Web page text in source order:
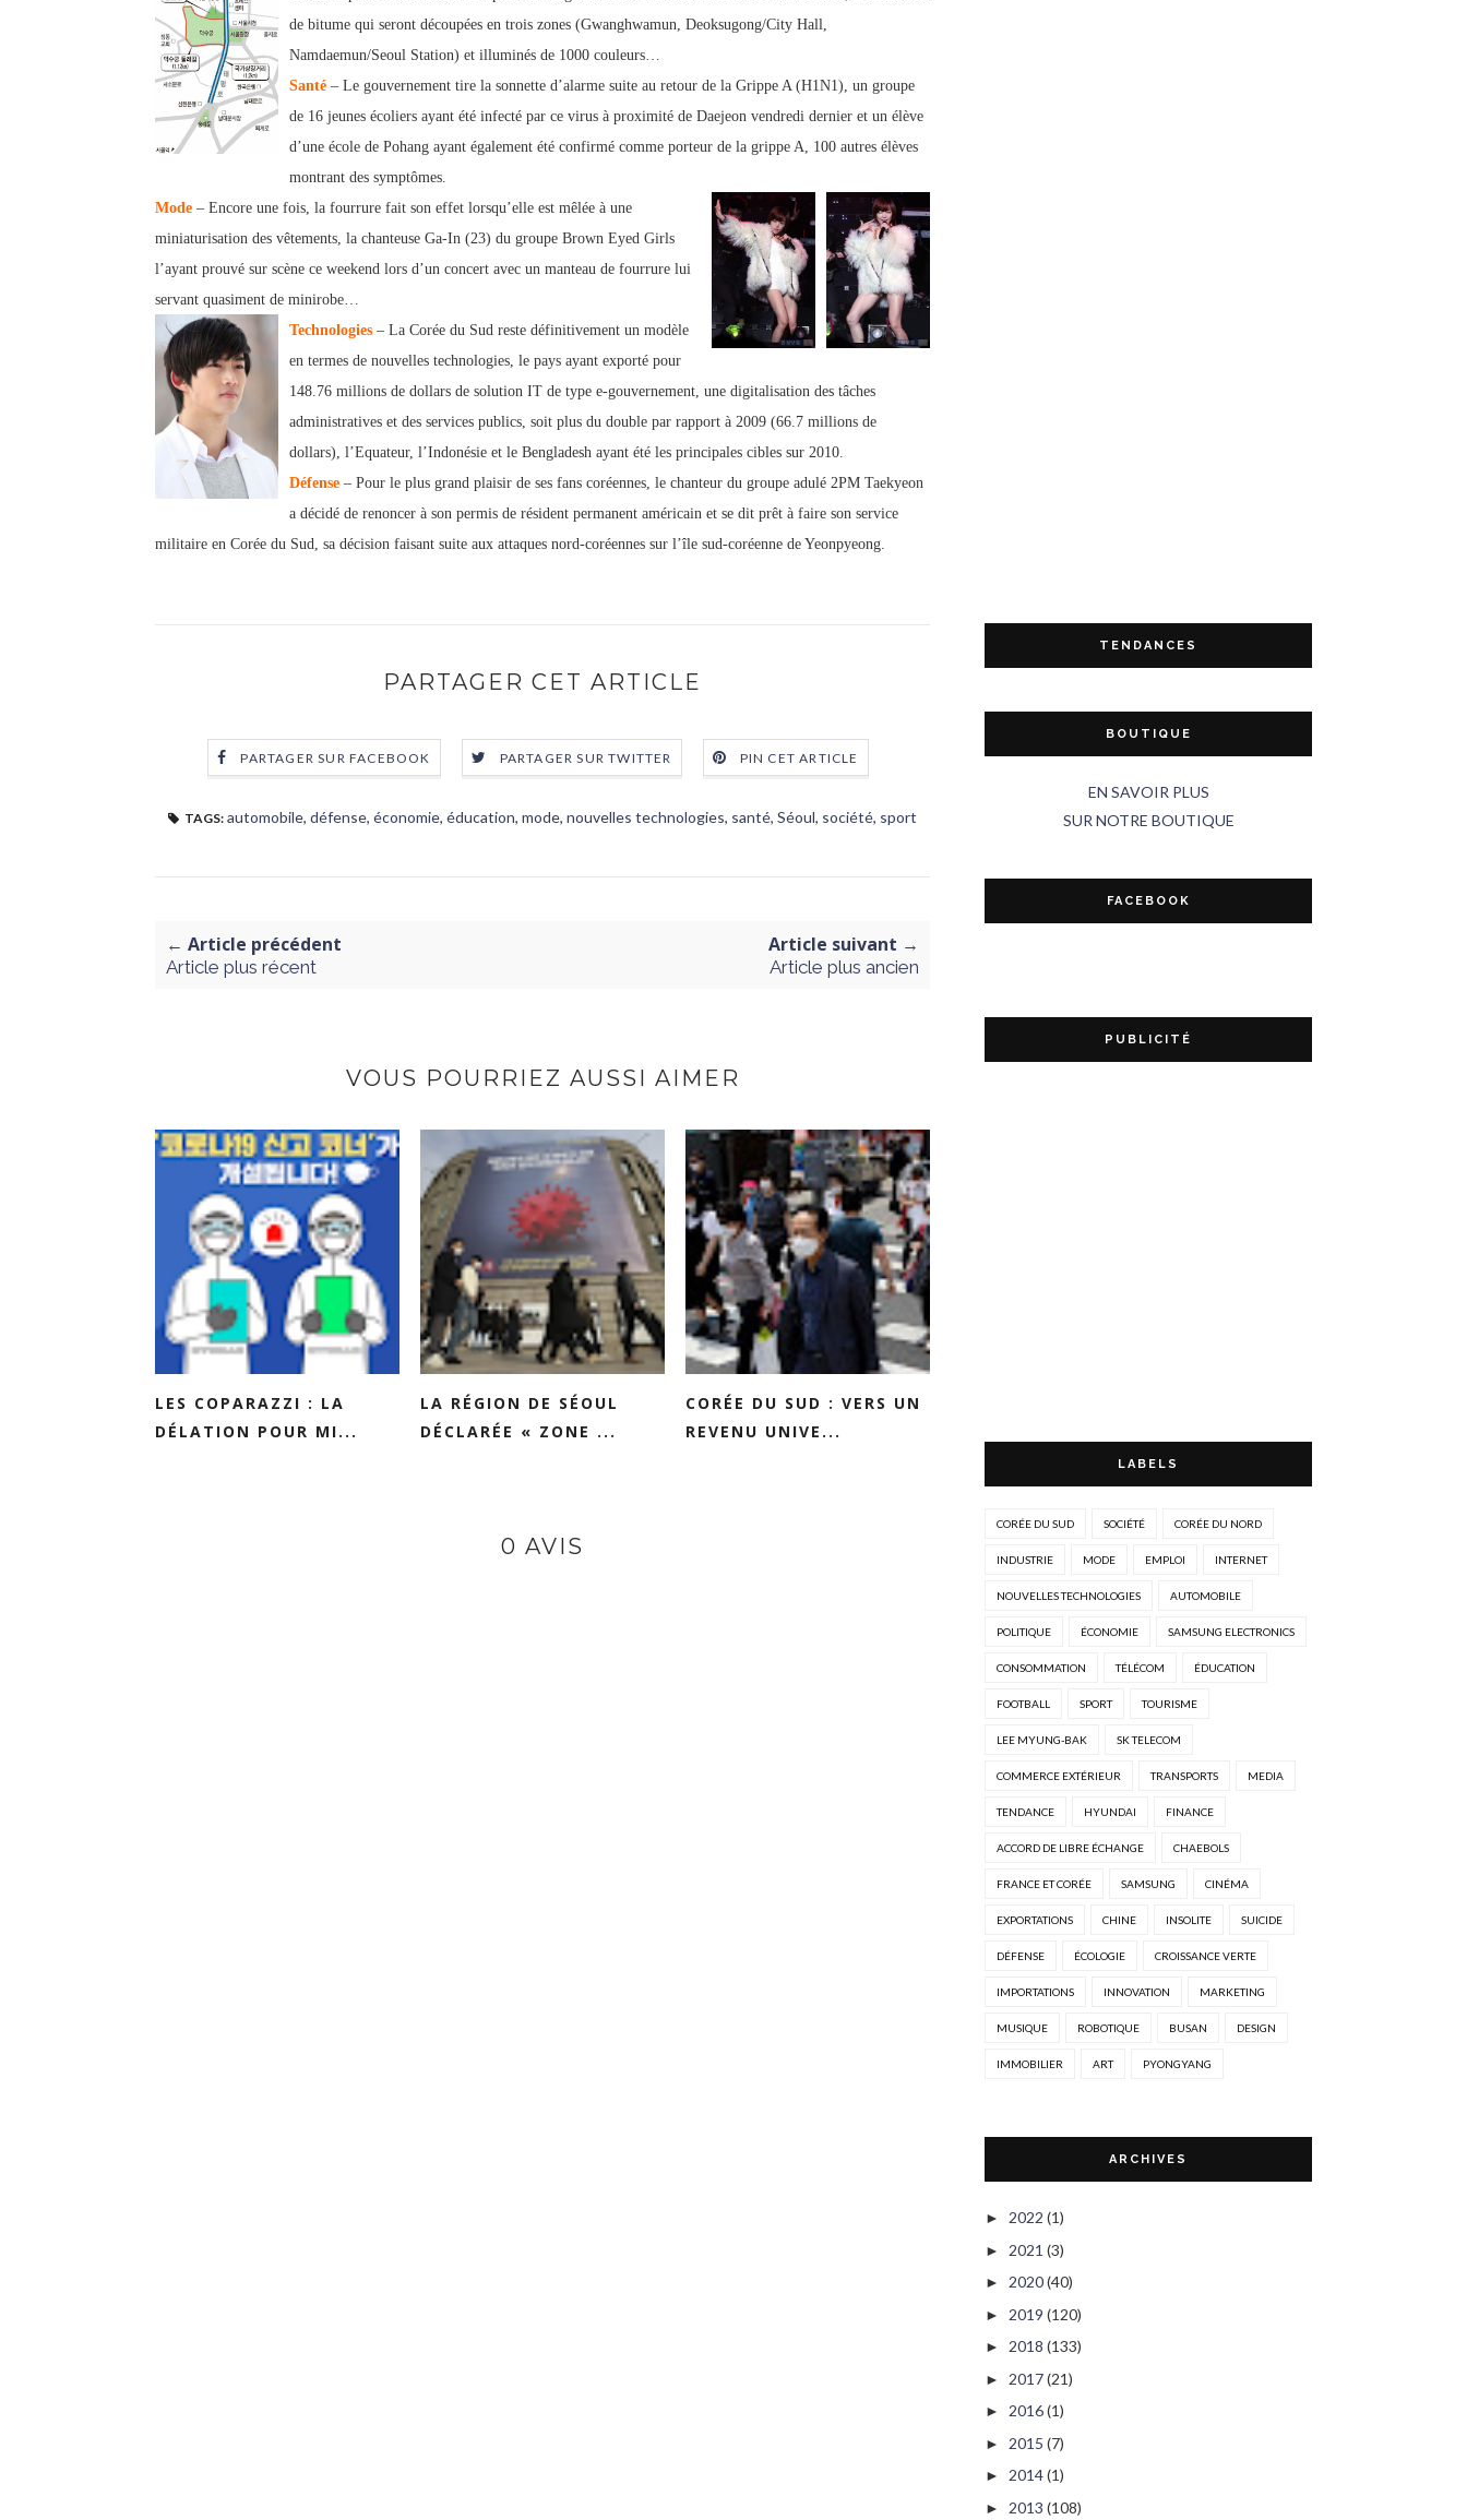
de bitume qui seront découpées en trois zones (Gwanghwamun, Deoksugong/City Hall,
Namdaemun/Seoul Station) et illuminés de 1000 couleurs…
Santé – Le gouvernement tire la sonnette d’alarme suite au retour de la Grippe A (H1N1), un groupe
de 16 jeunes écoliers ayant été infecté par ce virus à proximité de Daejeon vendredi dernier et un élève
d’une école de Pohang ayant également été confirmé comme porteur de la grippe A, 100 autres élèves
montrant des symptômes.
Mode – Encore une fois, la fourrure fait son effet lorsqu’elle est mêlée à une
miniaturisation des vêtements, la chanteuse Ga-In (23) du groupe Brown Eyed Girls
l’ayant prouvé sur scène ce weekend lors d’un concert avec un manteau de fourrure lui
servant quasiment de minirobe…
Technologies – La Corée du Sud reste définitivement un modèle
en termes de nouvelles technologies, le pays ayant exporté pour
148.76 millions de dollars de solution IT de type e-gouvernement, une digitalisation des tâches
administratives et des services publics, soit plus du double par rapport à 2009 (66.7 millions de
dollars), l’Equateur, l’Indonésie et le Bengladesh ayant été les principales cibles sur 2010.
Défense – Pour le plus grand plaisir de ses fans coréennes, le chanteur du groupe adulé 2PM Taekyeon
a décidé de renoncer à son permis de résident permanent américain et se dit prêt à faire son service
militaire en Corée du Sud, sa décision faisant suite aux attaques nord-coréennes sur l’île sud-coréenne de Yeonpyeong.
PARTAGER CET ARTICLE
PARTAGER SUR FACEBOOK PARTAGER SUR TWITTER PIN CET ARTICLE
TAGS: automobile, défense, économie, éducation, mode, nouvelles technologies, santé, Séoul, société, sport
← Article précédent
Article plus récent
Article suivant →
Article plus ancien
VOUS POURRIEZ AUSSI AIMER
LES COPARAZZI : LA
DÉLATION POUR MI...
LA RÉGION DE SÉOUL
DÉCLARÉE « ZONE ...
CORÉE DU SUD : VERS UN
REVENU UNIVE...
0 AVIS
TENDANCES
BOUTIQUE
EN SAVOIR PLUS
SUR NOTRE BOUTIQUE
FACEBOOK
PUBLICITÉ
LABELS
CORÉE DU SUD SOCIÉTÉ CORÉE DU NORD
INDUSTRIE MODE EMPLOI INTERNET
NOUVELLES TECHNOLOGIES AUTOMOBILE
POLITIQUE ÉCONOMIE SAMSUNG ELECTRONICS
CONSOMMATION TÉLÉCOM ÉDUCATION
FOOTBALL SPORT TOURISME
LEE MYUNG-BAK SK TELECOM
COMMERCE EXTÉRIEUR TRANSPORTS MEDIA
TENDANCE HYUNDAI FINANCE
ACCORD DE LIBRE ÉCHANGE CHAEBOLS
FRANCE ET CORÉE SAMSUNG CINÉMA
EXPORTATIONS CHINE INSOLITE SUICIDE
DÉFENSE ÉCOLOGIE CROISSANCE VERTE
IMPORTATIONS INNOVATION MARKETING
MUSIQUE ROBOTIQUE BUSAN DESIGN
IMMOBILIER ART PYONGYANG
ARCHIVES
► 2022 (1)
► 2021 (3)
► 2020(40)
► 2019 (120)
► 2018 (133)
► 2017(21)
► 2016(1)
► 2015 (7)
► 2014(1)
► 2013 (108)